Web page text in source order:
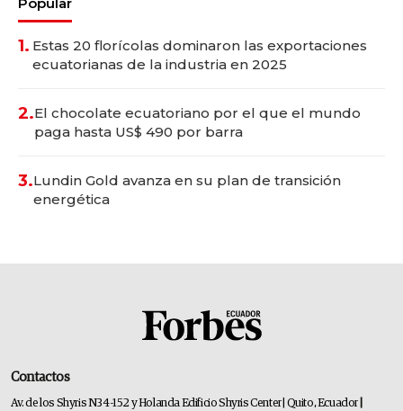
1. Estas 20 florícolas dominaron las exportaciones
ecuatorianas de la industria en 2025
2.El chocolate ecuatoriano por el que el mundo
paga hasta US$ 490 por barra
3.Lundin Gold avanza en su plan de transición
energética
Contactos
Av. de los Shyris N34-152 y Holanda Edificio Shyris Center | Quito, Ecuador